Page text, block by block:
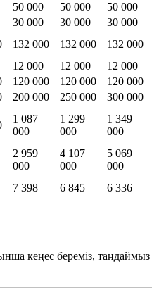
50 000 50 000
50 000
30 000 30 000
30 000
132 000 132 000
132 000
12 000 12 000
12 000
120 000 120 000
120 000
200 000 250 000
300 000
1 087
000
1 299
000
1 349
000
2 959
000
4 107
000
5 069
000
7 398 6 845 6 336
кеңес береміз, таңдаймыз